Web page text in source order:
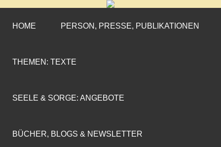
CORNELIA COENEN-
MARX
»ENGAGEMENT MIT PROFIL«
HOME PERSON, PRESSE, PUBLIKATIONEN
THEMEN: TEXTE
SEELE & SORGE: ANGEBOTE
BÜCHER, BLOGS & NEWSLETTER